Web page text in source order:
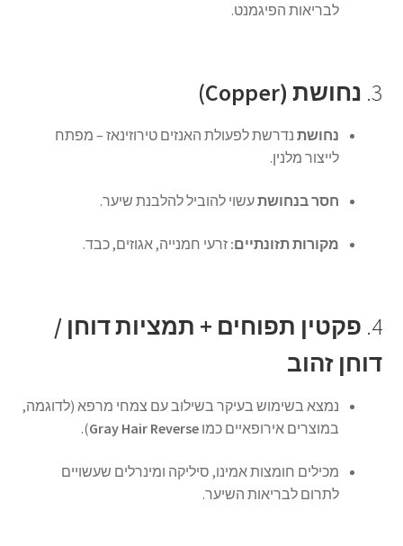
לבריאות הפיגמנט.
3. נחושת (Copper)
נחושתנדרשת לפעולת האנזים טירוזינאז – מפתח
לייצור מלנין.
חסר בנחושתעשוי להוביל להלבנת שיער.
מקורות תזונתיים: זרעי חמנייה, אגוזים, כבד.
4. פקטין תפוחים + תמציות דוחן /
דוחן זהוב
נמצא בשימוש בעיקר בשילוב עם צמחי מרפא (לדוגמה,
במוצרים אירופאיים כמו Gray Hair Reverse
).
מכילים חומצות אמינו, סיליקה ומינרלים שעשויים
לתרום לבריאות השיער.